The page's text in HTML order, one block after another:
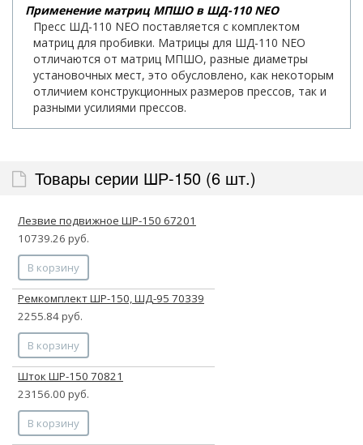
Применение матриц МПШО в ШД-110 NEO
Пресс ШД-110 NEO поставляется с комплектом
матриц для пробивки. Матрицы для ШД-110 NEO
отличаются от матриц МПШО, разные диаметры
установочных мест, это обусловлено, как некоторым
отличием конструкционных размеров прессов, так и
разными усилиями прессов.
Товары серии ШР-150 (6 шт.)
Лезвие подвижное ШР-150 67201
10739.26 руб.
В корзину
Ремкомплект ШР-150, ШД-95 70339
2255.84 руб.
В корзину
Шток ШР-150 70821
23156.00 руб.
В корзину